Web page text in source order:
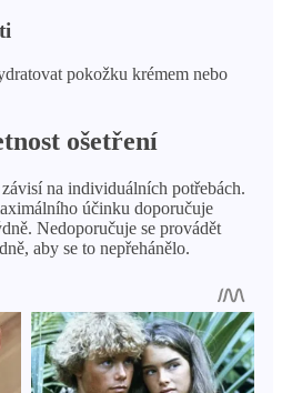
pokožku krémem nebo
ošetření
na individuálních potřebách.
účinku doporučuje
Nedoporučuje se provádět
aby se to nepřehánělo.